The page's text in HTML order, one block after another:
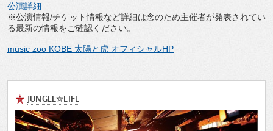
公演詳細
※公演情報/チケット情報など詳細は念のため主催者が発表されてい
る最新の情報をご確認ください。
music zoo KOBE 太陽と虎 オフィシャルHP